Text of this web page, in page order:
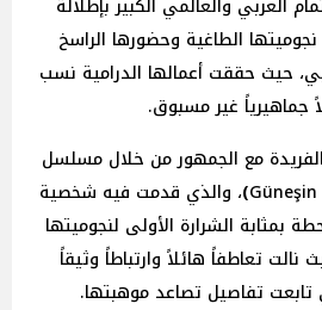
الطاغية وحضورها الراسخ
حيث حققت أعمالها الدرامية نسب
جماهيرياً غير مسبوق.
مع الجمهور من خلال مسلسل
Güneşin
)، والذي قدمت فيه شخصية
بمثابة الشرارة الأولى لنجوميتها
تعاطفاً هائلاً وارتباطاً وثيقاً
تابعت تفاصيل تصاعد موهبتها.